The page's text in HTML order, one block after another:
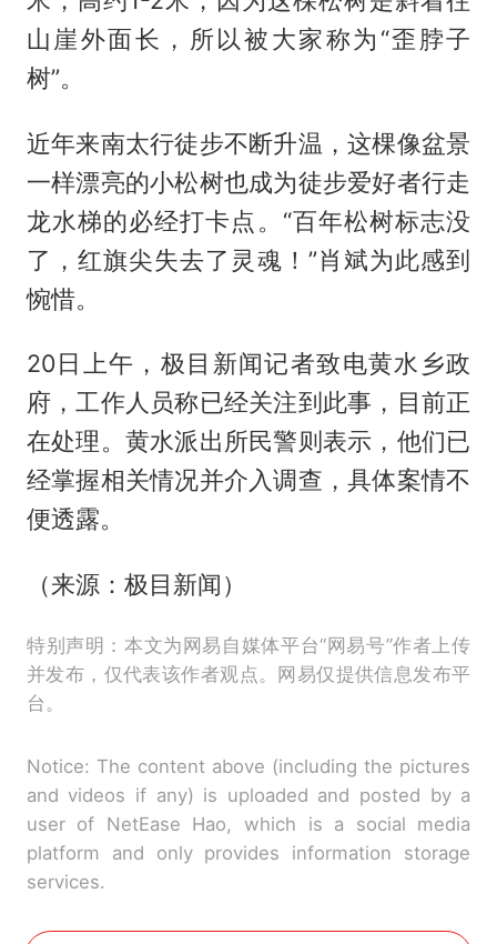
山崖外面长，所以被大家称为“歪脖子
树”。
近年来南太行徒步不断升温，这棵像盆景
一样漂亮的小松树也成为徒步爱好者行走
龙水梯的必经打卡点。“百年松树标志没
了，红旗尖失去了灵魂！”肖斌为此感到
惋惜。
20日上午，极目新闻记者致电黄水乡政
府，工作人员称已经关注到此事，目前正
在处理。黄水派出所民警则表示，他们已
经掌握相关情况并介入调查，具体案情不
便透露。
（来源：极目新闻）
特别声明：本文为网易自媒体平台“网易号”作者上传
并发布，仅代表该作者观点。网易仅提供信息发布平
台。
Notice: The content above (including the pictures
and videos if any) is uploaded and posted by a
user of NetEase Hao, which is a social media
platform and only provides information storage
services.